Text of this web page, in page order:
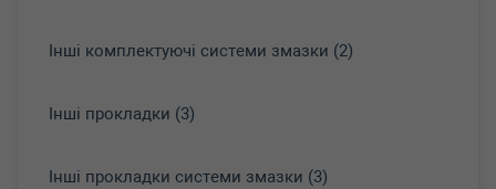
Інші комплектуючі системи змазки (2)
Інші прокладки (3)
Інші прокладки системи змазки (3)